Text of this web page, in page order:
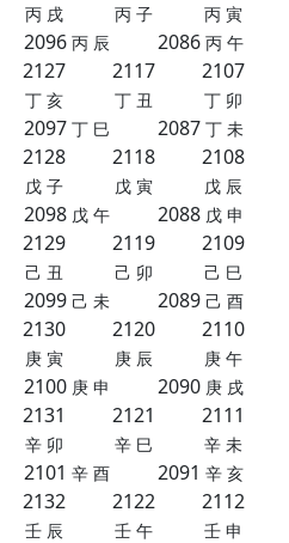
丙 戌 丙 子 丙 寅
2096 丙 辰 2086 丙 午
2127
丁 亥
2117
丁 丑
2107
丁 卯
2097 丁 巳 2087 丁 未
2128
戊 子
2118
戊 寅
2108
戊 辰
2098 戊 午 2088 戊 申
2129
己 丑
2119
己 卯
2109
己 巳
2099 己 未 2089 己 酉
2130
庚 寅
2120
庚 辰
2110
庚 午
2100 庚 申 2090 庚 戌
2131
辛 卯
2121
辛 巳
2111
辛 未
2101 辛 酉 2091 辛 亥
2132
壬 辰
2122
壬 午
2112
壬 申